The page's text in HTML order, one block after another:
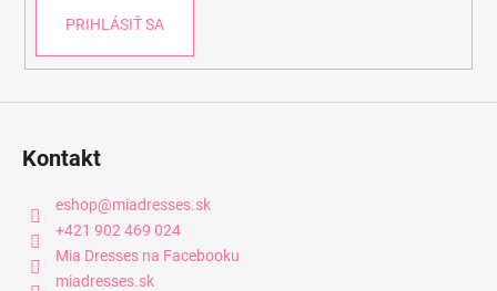
PRIHLÁSIŤ SA
Kontakt
eshop@miadresses.sk
+421 902 469 024
Mia Dresses na Facebooku
miadresses.sk